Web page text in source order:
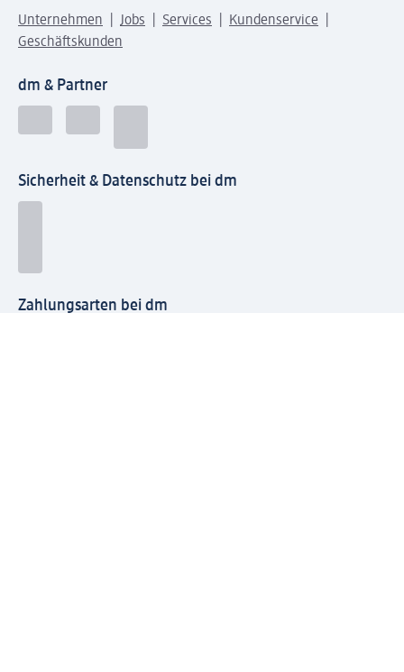
Unternehmen Jobs Services
Kundenservice
Geschäftskunden
dm & Partner
Sicherheit & Datenschutz bei dm
Zahlungsarten bei dm